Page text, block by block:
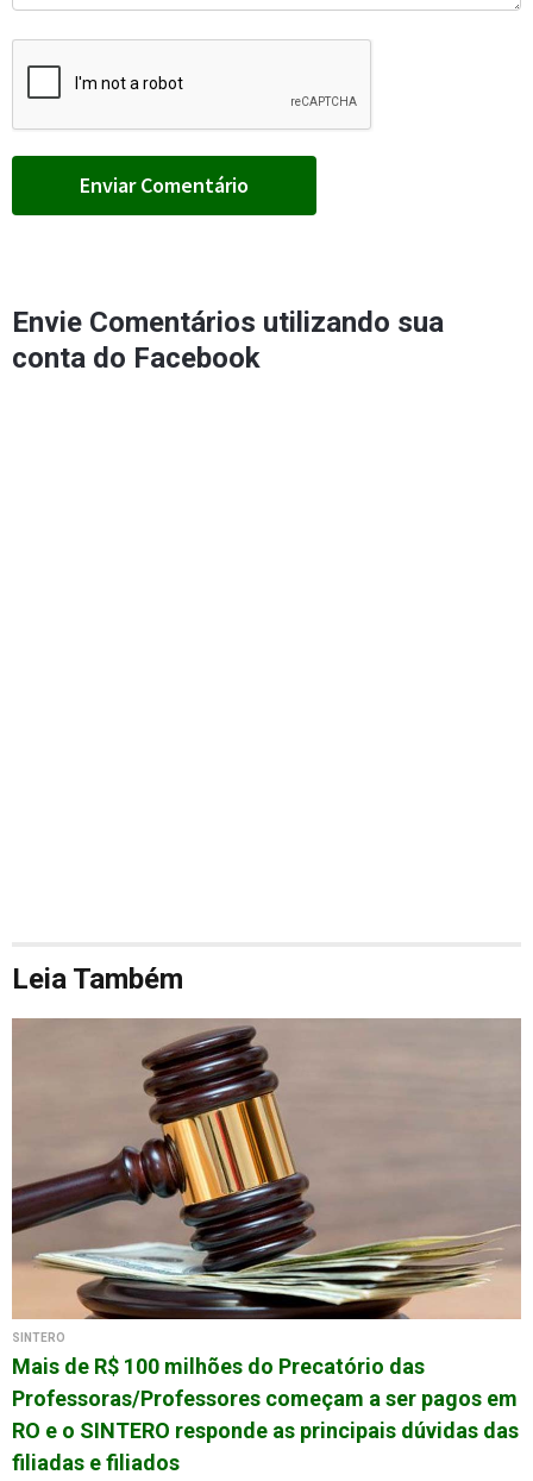
Envie Comentários utilizando sua
conta do Facebook
Leia Também
SINTERO
Mais de R$ 100 milhões do Precatório das
Professoras/Professores começam a ser pagos em
RO e o SINTERO responde as principais dúvidas das
filiadas e filiados